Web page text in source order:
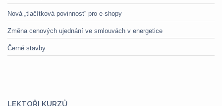
Nová „tlačítková povinnost“ pro e-shopy
Změna cenových ujednání ve smlouvách v energetice
Černé stavby
LEKTOŘI KURZŮ